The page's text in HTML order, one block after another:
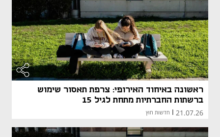
ראשונה באיחוד האירופי: צרפת תאסור שימוש
ברשתות החברתיות מתחת לגיל 15
21.07.26 חדשות חוץ